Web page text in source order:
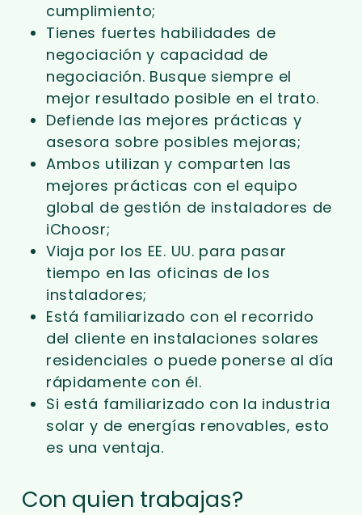
cumplimiento;
Tienes fuertes habilidades de
negociación y capacidad de
negociación. Busque siempre el
mejor resultado posible en el trato.
Defiende las mejores prácticas y
asesora sobre posibles mejoras;
Ambos utilizan y comparten las
mejores prácticas con el equipo
global de gestión de instaladores de
iChoosr;
Viaja por los EE. UU. para pasar
tiempo en las oficinas de los
instaladores;
Está familiarizado con el recorrido
del cliente en instalaciones solares
residenciales o puede ponerse al día
rápidamente con él.
Si está familiarizado con la industria
solar y de energías renovables, esto
es una ventaja.
Con quien trabajas?